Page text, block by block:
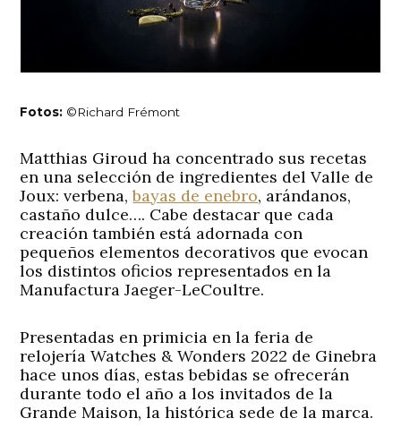
Fotos: ©Richard Frémont
Matthias Giroud ha concentrado sus recetas
en una selección de ingredientes del Valle de
Joux: verbena,bayas de enebro, arándanos,
castaño dulce…. Cabe destacar que cada
creación también está adornada con
pequeños elementos decorativos que evocan
los distintos oficios representados en la
Manufactura Jaeger-LeCoultre.
Presentadas en primicia en la feria de
relojería Watches & Wonders 2022 de Ginebra
hace unos días, estas bebidas se ofrecerán
durante todo el año a los invitados de la
Grande Maison, la histórica sede de la marca.